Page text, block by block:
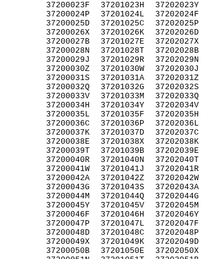
37200023F
37200024P
37200025D
37200026X
37200027B
37200028N
37200029J
37200030Z
37200031S
37200032Q
37200033V
37200034H
37200035L
37200036C
37200037K
37200038E
37200039T
37200040R
37200041W
37200042A
37200043G
37200044M
37200045Y
37200046F
37200047P
37200048D
37200049X
37200050B
37201023H
37201024L
37201025C
37201026K
37201027E
37201028T
37201029R
37201030W
37201031A
37201032G
37201033M
37201034Y
37201035F
37201036P
37201037D
37201038X
37201039B
37201040N
37201041J
37201042Z
37201043S
37201044Q
37201045V
37201046H
37201047L
37201048C
37201049K
37201050E
37202023Y
37202024F
37202025P
37202026D
37202027X
37202028B
37202029N
37202030J
37202031Z
37202032S
37202033Q
37202034V
37202035H
37202036L
37202037C
37202038K
37202039E
37202040T
37202041R
37202042W
37202043A
37202044G
37202045M
37202046Y
37202047F
37202048P
37202049D
37202050X